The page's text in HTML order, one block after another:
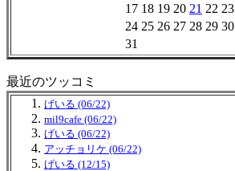
17 18 19 20 21 22 23
24 25 26 27 28 29 30
31
最近のツッコミ
げいる (06/22)
mil9cafe (06/22)
げいる (06/22)
アッチョリケ (06/22)
げいる (12/15)